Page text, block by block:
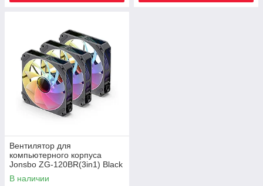
Вентилятор для
компьютерного корпуса
Jonsbo ZG-120BR(3in1) Black
В наличии